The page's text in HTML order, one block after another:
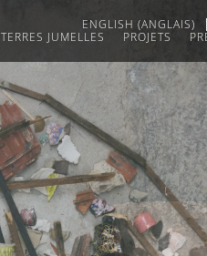
ENGLISH (ANGLAIS)
TERRES JUMELLES PROJETS